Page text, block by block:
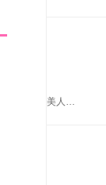
美人…